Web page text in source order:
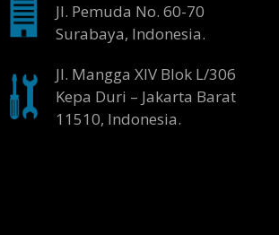
Jl. Pemuda No. 60-70
Surabaya, Indonesia.
Jl. Mangga XIV Blok L/306
Kepa Duri – Jakarta Barat
11510, Indonesia.